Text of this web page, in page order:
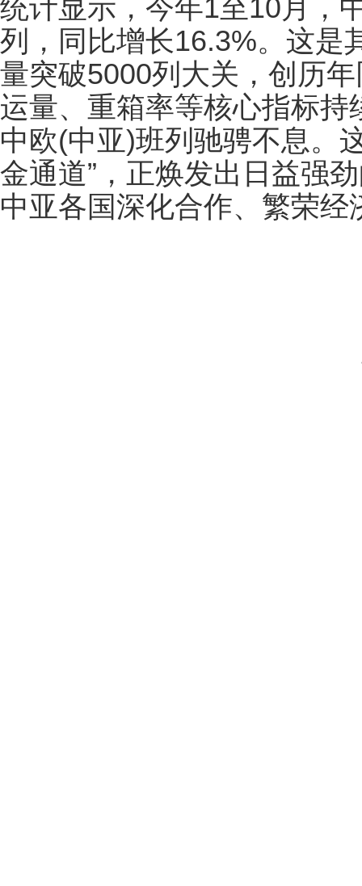
统计显示，今年1至10月，
列，同比增长16.3%。这是
量突破5000列大关，创历
运量、重箱率等核心指标持
中欧(中亚)班列驰骋不息。
金通道”，正焕发出日益强
中亚各国深化合作、繁荣